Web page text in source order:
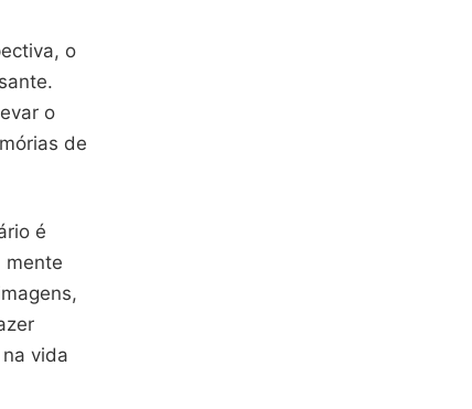
o
o
de
é
mente
vida